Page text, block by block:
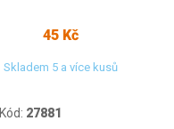
45 Kč
Skladem 5 a více kusů
Kód: 27881